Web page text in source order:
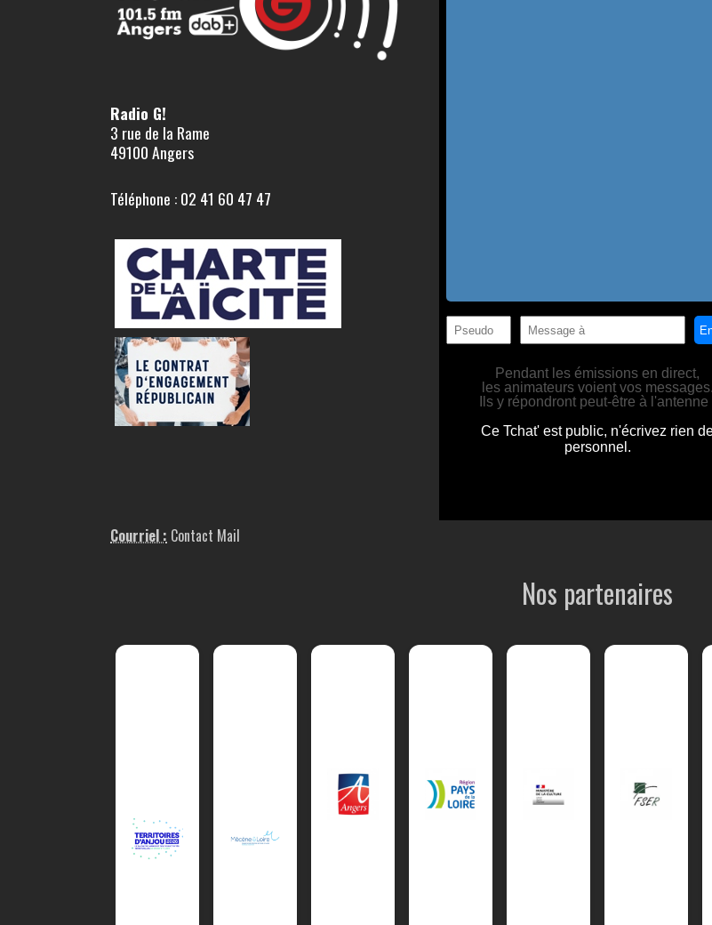
Radio G!
3 rue de la Rame
49100 Angers
Téléphone : 02 41 60 47 47
Courriel : Contact Mail
Nos partenaires